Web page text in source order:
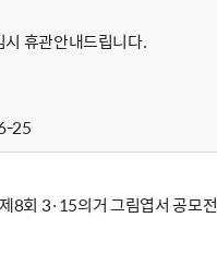
시 휴관안내드립니다.
25
8회 3·15의거 그림엽서 공모전